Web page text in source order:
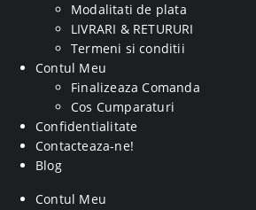
Modalitati de plata
LIVRARI & RETURURI
Termeni si conditii
Contul Meu
Finalizeaza Comanda
Cos Cumparaturi
Confidentialitate
Contacteaza-ne!
Blog
Contul Meu